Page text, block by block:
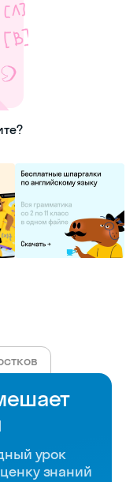
урок
знаний